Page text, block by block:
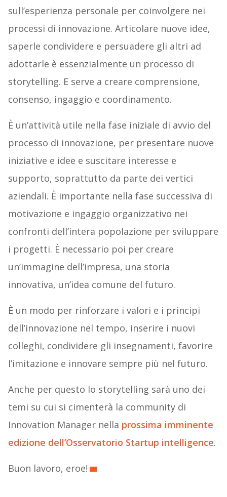
sull’esperienza personale per coinvolgere nei
processi di innovazione. Articolare nuove idee,
saperle condividere e persuadere gli altri ad
adottarle è essenzialmente un processo di
storytelling. E serve a creare comprensione,
consenso, ingaggio e coordinamento.
È un’attività utile nella fase iniziale di avvio del
processo di innovazione, per presentare nuove
iniziative e idee e suscitare interesse e
supporto, soprattutto da parte dei vertici
aziendali. È importante nella fase successiva di
motivazione e ingaggio organizzativo nei
confronti dell’intera popolazione per sviluppare
i progetti. È necessario poi per creare
un’immagine dell’impresa, una storia
innovativa, un’idea comune del futuro.
È un modo per rinforzare i valori e i principi
dell’innovazione nel tempo, inserire i nuovi
colleghi, condividere gli insegnamenti, favorire
l’imitazione e innovare sempre più nel futuro.
Anche per questo lo storytelling sarà uno dei
temi su cui si cimenterà la community di
Innovation Manager nella prossima imminente
edizione dell’Osservatorio Startup intelligence.
Buon lavoro, eroe!